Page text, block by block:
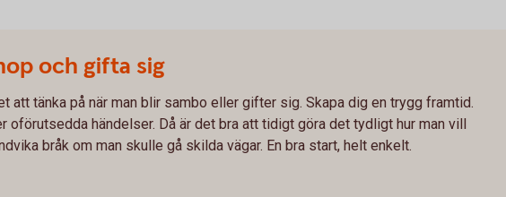
och gifta sig
att tänka på när man blir sambo eller gifter sig. Skapa dig en trygg framtid.
oförutsedda händelser. Då är det bra att tidigt göra det tydligt hur man vill
bråk om man skulle gå skilda vägar. En bra start, helt enkelt.